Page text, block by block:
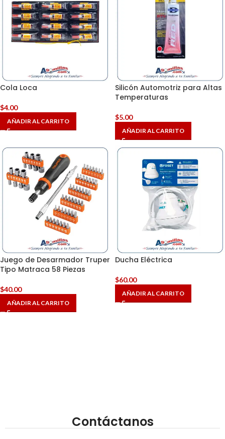
Cola Loca
$4.00
AÑADIR AL CARRITO
Silicón Automotriz para Altas
Temperaturas
$5.00
AÑADIR AL CARRITO
Juego de Desarmador Truper
Tipo Matraca 58 Piezas
$40.00
AÑADIR AL CARRITO
Ducha Eléctrica
$60.00
AÑADIR AL CARRITO
Contáctanos